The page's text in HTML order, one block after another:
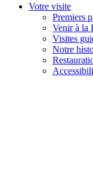
Votre visite
Premiers
Venir à la
Visites
Notre